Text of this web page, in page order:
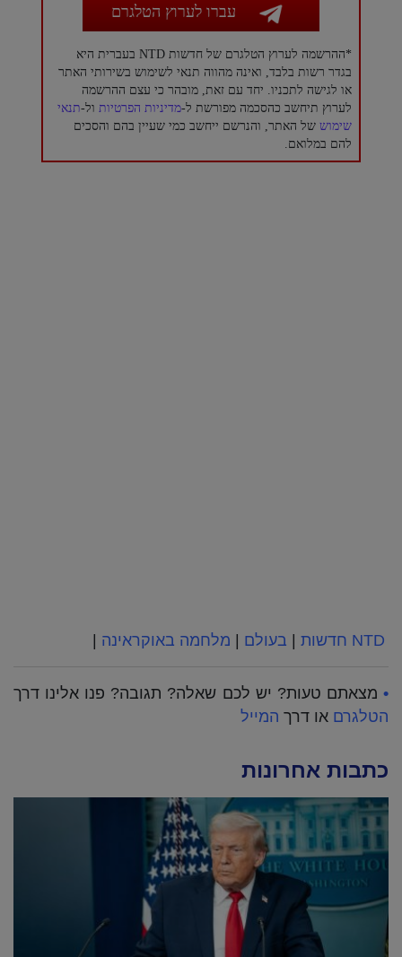
עברו לערוץ הטלגרם
*ההרשמה לערוץ הטלגרם של חדשות NTD בעברית היא
בגדר רשות בלבד, ואינה מהווה תנאי לשימוש בשירותי האתר
או לגישה לתכניו. יחד עם זאת, מובהר כי עצם ההרשמה
לערוץ תיחשב כהסכמה מפורשת ל-מדיניות הפרטיות ול-תנאי
שימוש של האתר, והנרשם ייחשב כמי שעיין בהם והסכים
להם במלואם.
NTD חדשות | בעולם | מלחמה באוקראינה |
• מצאתם טעות? יש לכם שאלה? תגובה? פנו אלינו דרך
הטלגרם או דרך המייל
כתבות אחרונות